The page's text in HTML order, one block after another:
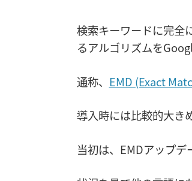
検索キーワードに完全
るアルゴリズムを
通称、 EMD (Exact
導入時には比較的大き
当初は、EMDアップ